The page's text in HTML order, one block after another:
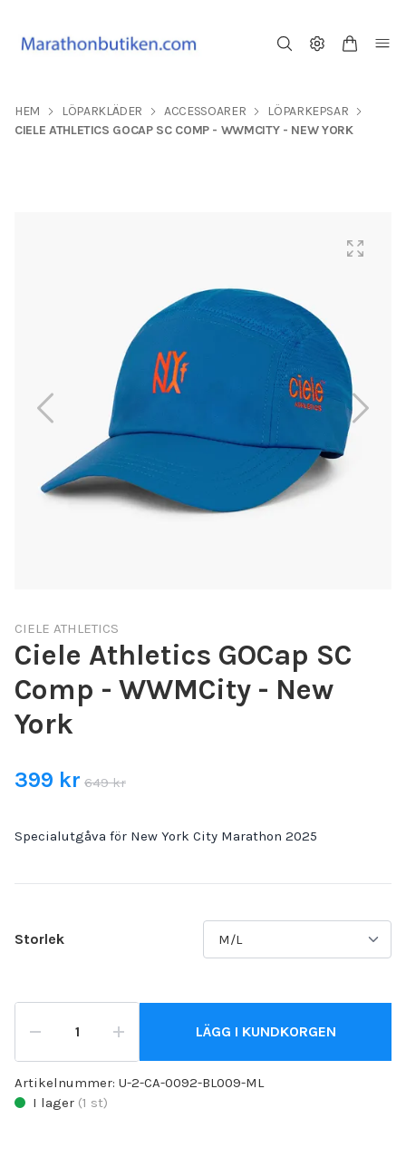
HEM LÖPARKLÄDER ACCESSOARER
LÖPARKEPSAR
CIELE ATHLETICS GOCAP SC COMP - WWMCITY - NEW YORK
CIELE ATHLETICS
Ciele Athletics GOCap SC
Comp - WWMCity - New
York
399 kr 649 kr
Specialutgåva för New York City Marathon 2025
Storlek
LÄGG I KUNDKORGEN
Artikelnummer: U-2-CA-0092-BL009-ML
I lager (1 st)